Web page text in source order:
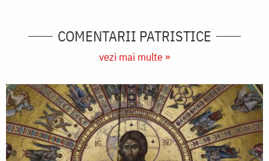
COMENTARII PATRISTICE
vezi mai multe »